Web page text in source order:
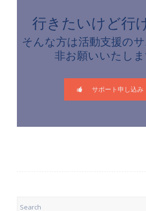
行きたいけど行
そんな方は活動支援の
非お願いいたしま
サポート申し込み